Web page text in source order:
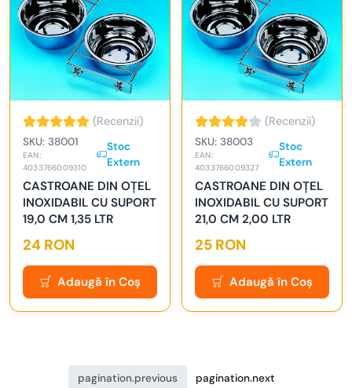
(Recenzii)
SKU: 38001
EAN:
4033766009310
Stoc
Extern
CASTROANE DIN OȚEL
INOXIDABIL CU SUPORT
19,0 CM 1,35 LTR
24 RON
Adaugă în Coș
(Recenzii)
SKU: 38003
EAN:
4033766009327
Stoc
Extern
CASTROANE DIN OȚEL
INOXIDABIL CU SUPORT
21,0 CM 2,00 LTR
25 RON
Adaugă în Coș
pagination.previous pagination.next